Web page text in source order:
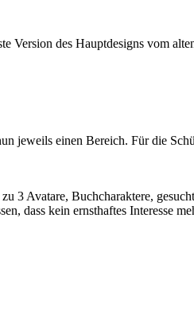
Version des Hauptdesigns vom
jeweils einen Bereich. Für die
3 Avatare, Buchcharaktere,
dass kein ernsthaftes Interesse